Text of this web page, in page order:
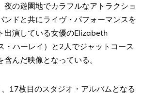
夜の遊園地でカラフルなアトラクショ
ンドと共にライヴ・パフォーマンスを
出演している女優のElizabeth
・ハーレイ）と2人でジャットコース
んだ映像となっている。
17枚目のスタジオ・アルバムとなる